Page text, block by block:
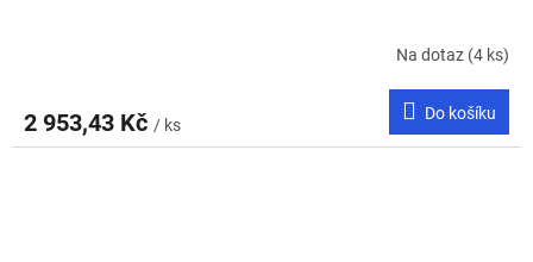
Na dotaz (4 ks)
2 953,43 Kč / ks
Do košíku